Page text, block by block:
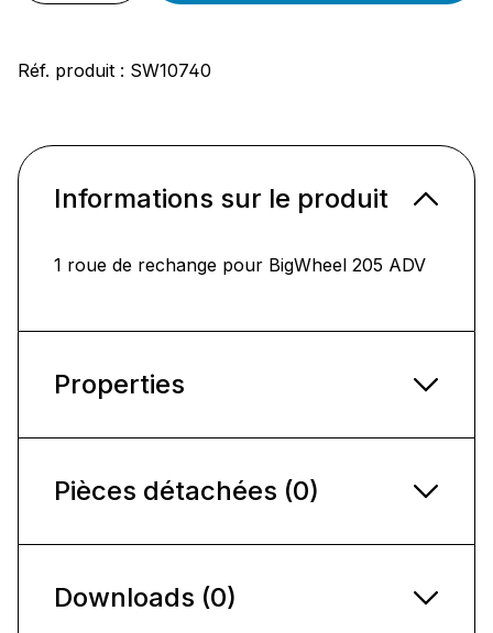
Réf. produit : SW10740
Informations sur le produit
1 roue de rechange pour BigWheel 205 ADV
Properties
Pièces détachées (0)
Downloads (0)